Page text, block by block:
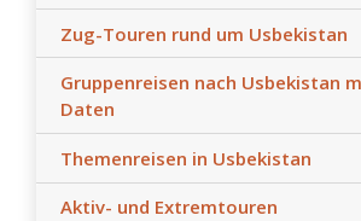
Änderungen bei Hotels, Flug- und
Steuererhöhungen und
den Reisepreis auswirken.
- Anur Tour übernimmt keine
höherer Gewalt (z. B.
Reise, Straßenbauarbeiten,
Zug-Touren rund um Usbekistan
Gruppenreisen nach Usbekistan
Daten
Themenreisen in Usbekistan
Aktiv- und Extremtouren